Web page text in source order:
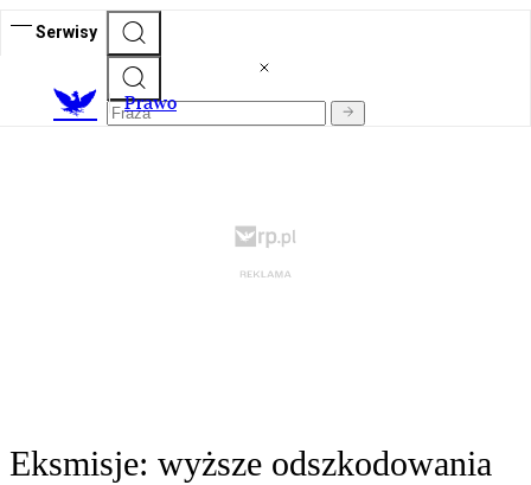
Serwisy
Prawo
Eksmisje: wyższe odszkodowania